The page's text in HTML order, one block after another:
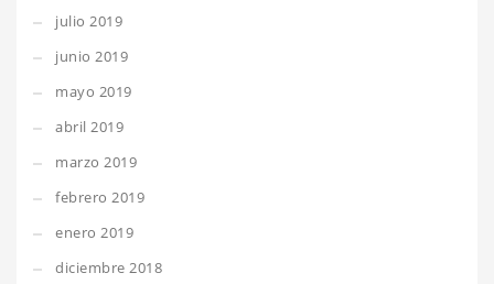
julio 2019
junio 2019
mayo 2019
abril 2019
marzo 2019
febrero 2019
enero 2019
diciembre 2018